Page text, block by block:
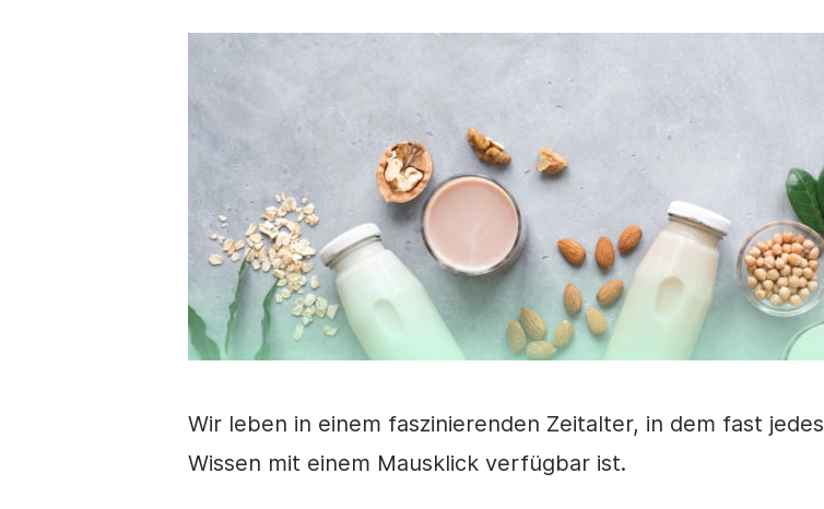
Wir leben in einem faszinierenden Zeitalter, in dem fast jedes
Wissen mit einem Mausklick verfügbar ist.